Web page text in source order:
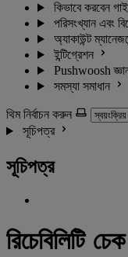
কিভাবে করবেন
পরিসংখ্যান এবং
অ্যাকাউন্ট
ইন্টিগ্রেশন
Pushwoosh
সমস্যা সমাধান
থিম নির্বাচন করুন
সূচিপত্র
সূচিপত্র
রিচেবিলিটি চেক